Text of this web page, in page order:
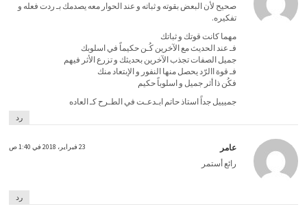
صحيح لأن البعض بقوته و ثباته و عند الحوار معه يصدمك بـ ردت فعله و
تفكيره.
مهما كانت قوتك و ثباتك
فـ عند الحديث مع الآخرين كُـن حكيماً في اسلوبك
جميل الصفات تجذب الآخرين بحديثك و تزرع الأثر فيهم
فـ قوة االرّد يحصل منها النفور و الإبتعاد منك
فكُن ذا أثر جميل و اسلوباً حكيم
جميييل جداً استاذ حاتم ابـدعـت في الطـرح كـ العاده
رد
عامر 23 فبراير، 2018 في 1:40 ص
رائع أستمر
رد